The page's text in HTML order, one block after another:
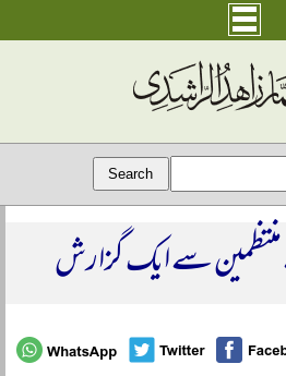
سے ایک گزارش